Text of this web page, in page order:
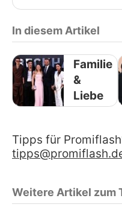
In diesem Artikel
Familie
&
Liebe
Tipps für
Weitere Artikel zum